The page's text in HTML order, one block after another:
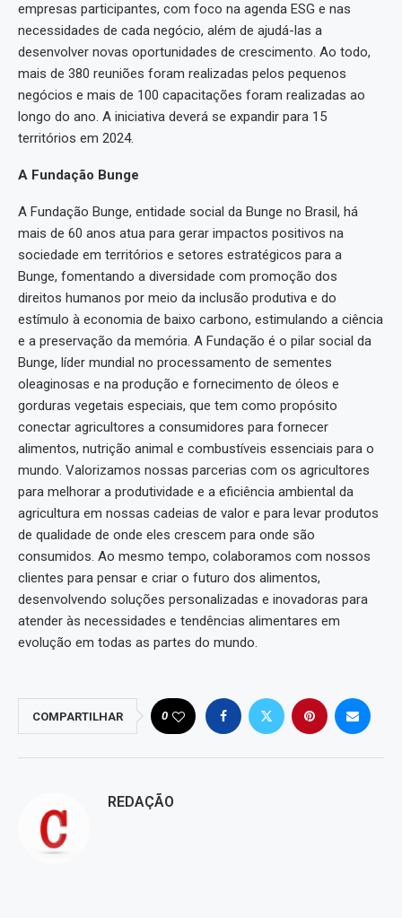
empresas participantes, com foco na agenda ESG e nas
necessidades de cada negócio, além de ajudá-las a
desenvolver novas oportunidades de crescimento. Ao todo,
mais de 380 reuniões foram realizadas pelos pequenos
negócios e mais de 100 capacitações foram realizadas ao
longo do ano. A iniciativa deverá se expandir para 15
territórios em 2024.
A Fundação Bunge
A Fundação Bunge, entidade social da Bunge no Brasil, há
mais de 60 anos atua para gerar impactos positivos na
sociedade em territórios e setores estratégicos para a
Bunge, fomentando a diversidade com promoção dos
direitos humanos por meio da inclusão produtiva e do
estímulo à economia de baixo carbono, estimulando a ciência
e a preservação da memória. A Fundação é o pilar social da
Bunge, líder mundial no processamento de sementes
oleaginosas e na produção e fornecimento de óleos e
gorduras vegetais especiais, que tem como propósito
conectar agricultores a consumidores para fornecer
alimentos, nutrição animal e combustíveis essenciais para o
mundo. Valorizamos nossas parcerias com os agricultores
para melhorar a produtividade e a eficiência ambiental da
agricultura em nossas cadeias de valor e para levar produtos
de qualidade de onde eles crescem para onde são
consumidos. Ao mesmo tempo, colaboramos com nossos
clientes para pensar e criar o futuro dos alimentos,
desenvolvendo soluções personalizadas e inovadoras para
atender às necessidades e tendências alimentares em
evolução em todas as partes do mundo.
COMPARTILHAR 0
REDAÇÃO